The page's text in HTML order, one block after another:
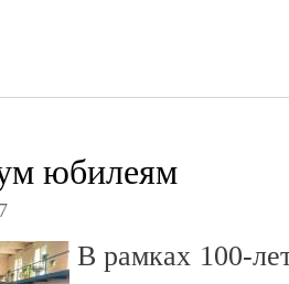
юбилеям
В рамках 100-